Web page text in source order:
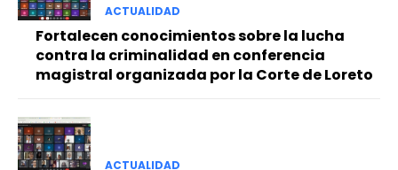
ACTUALIDAD
Fortalecen conocimientos sobre la lucha
contra la criminalidad en conferencia
magistral organizada por la Corte de Loreto
ACTUALIDAD